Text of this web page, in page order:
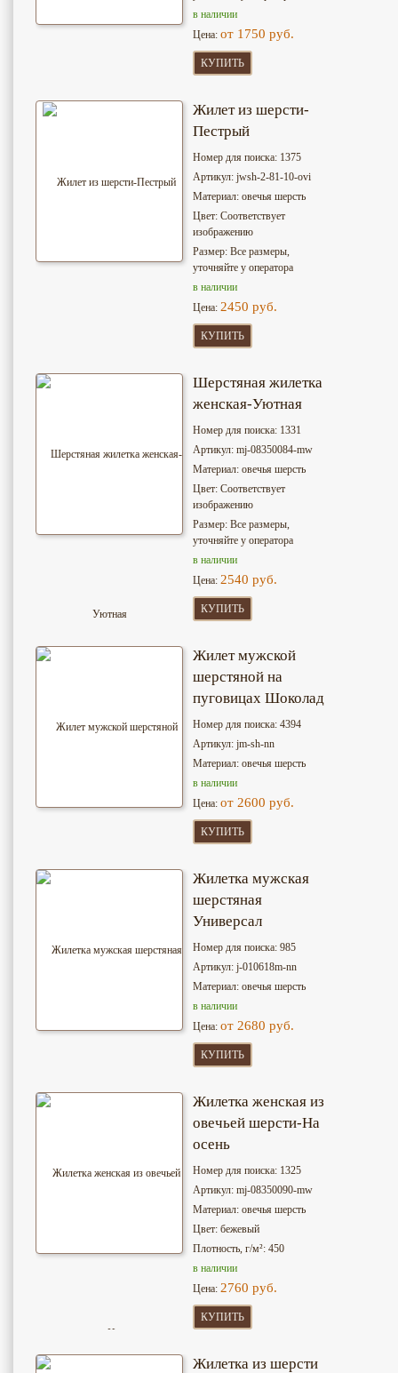
в наличии
Цена: от 1750 руб.
КУПИТЬ
Жилет из шерсти-
Пестрый
Номер для поиска: 1375
Артикул: jwsh-2-81-10-ovi
Материал: овечья шерсть
Цвет: Соответствует
изображению
Размер: Все размеры,
уточняйте у оператора
в наличии
Цена: 2450 руб.
КУПИТЬ
Шерстяная жилетка
женская-Уютная
Номер для поиска: 1331
Артикул: mj-08350084-mw
Материал: овечья шерсть
Цвет: Соответствует
изображению
Размер: Все размеры,
уточняйте у оператора
в наличии
Цена: 2540 руб.
КУПИТЬ
Жилет мужской
шерстяной на
пуговицах Шоколад
Номер для поиска: 4394
Артикул: jm-sh-nn
Материал: овечья шерсть
в наличии
Цена: от 2600 руб.
КУПИТЬ
Жилетка мужская
шерстяная
Универсал
Номер для поиска: 985
Артикул: j-010618m-nn
Материал: овечья шерсть
в наличии
Цена: от 2680 руб.
КУПИТЬ
Жилетка женская из
овечьей шерсти-На
осень
Номер для поиска: 1325
Артикул: mj-08350090-mw
Материал: овечья шерсть
Цвет: бежевый
Плотность, г/м²: 450
в наличии
Цена: 2760 руб.
КУПИТЬ
Жилетка из шерсти